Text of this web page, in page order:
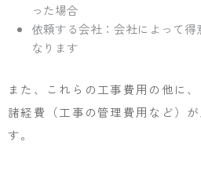
った場合
依頼する会社：会社によって
なります
また、これらの工事費用の他に
諸経費（工事の管理費用など）
す。